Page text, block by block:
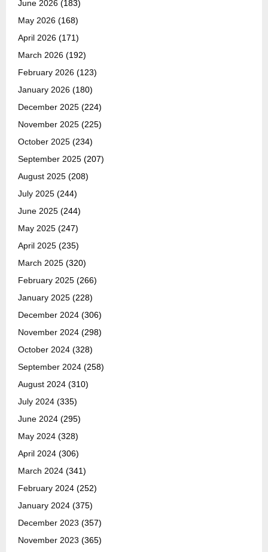
June 2026 (183)
May 2026 (168)
April 2026 (171)
March 2026 (192)
February 2026 (123)
January 2026 (180)
December 2025 (224)
November 2025 (225)
October 2025 (234)
September 2025 (207)
August 2025 (208)
July 2025 (244)
June 2025 (244)
May 2025 (247)
April 2025 (235)
March 2025 (320)
February 2025 (266)
January 2025 (228)
December 2024 (306)
November 2024 (298)
October 2024 (328)
September 2024 (258)
August 2024 (310)
July 2024 (335)
June 2024 (295)
May 2024 (328)
April 2024 (306)
March 2024 (341)
February 2024 (252)
January 2024 (375)
December 2023 (357)
November 2023 (365)